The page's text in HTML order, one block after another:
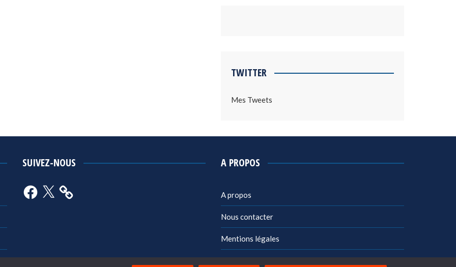
TWITTER
Mes Tweets
SUIVEZ-NOUS
Facebook
X
A PROPOS
A propos
Nous contacter
Mentions légales
Politique de confidentialité